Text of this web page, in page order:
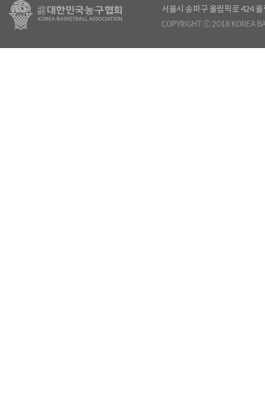
서울시 송파구 올림픽로 424
COPYRIGHT ⓒ 2018 KOREA